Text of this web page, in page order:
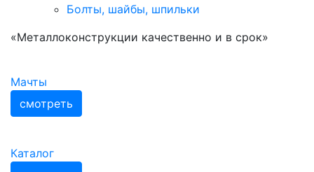
Болты, шайбы, шпильки
«Металлоконструкции качественно и в срок»
Мачты
смотреть
Каталог